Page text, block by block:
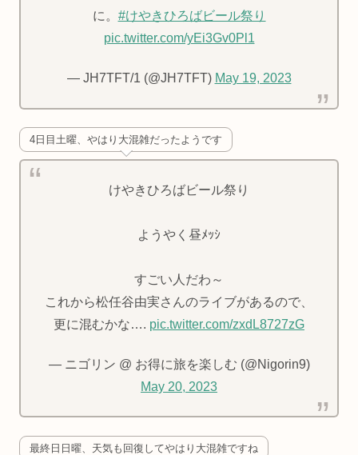
に。 #けやきひろばビール祭り
pic.twitter.com/yEi3Gv0Pl1
— JH7TFT/1 (@JH7TFT) May 19, 2023
4日目土曜、やはり大混雑だったようです
けやきひろばビール祭り
ようやく昼ﾒｯｼ
すごい人だわ～
これから松任谷由実さんのライブがあるので、
更に混むかな…. pic.twitter.com/zxdL8727zG
— ニゴリン @ お得に旅を楽しむ (@Nigorin9)
May 20, 2023
最終日日曜、天気も回復してやはり大混雑ですね